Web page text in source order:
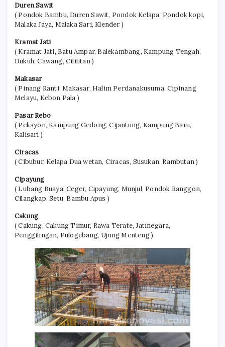
Duren Sawit
( Pondok Bambu, Duren Sawit, Pondok Kelapa, Pondok kopi,
Malaka Jaya, Malaka Sari, Klender )
Kramat Jati
( Kramat Jati, Batu Ampar, Balekambang, Kampung Tengah,
Dukuh, Cawang, Cililitan )
Makasar
( Pinang Ranti, Makasar, Halim Perdanakusuma, Cipinang
Melayu, Kebon Pala )
Pasar Rebo
( Pekayon, Kampung Gedong, Cijantung, Kampung Baru,
Kalisari )
Ciracas
( Cibubur, Kelapa Dua wetan, Ciracas, Susukan, Rambutan )
Cipayung
( Lubang Buaya, Ceger, Cipayung, Munjul, Pondok Ranggon,
Cilangkap, Setu, Bambu Apus )
Cakung
( Cakung, Cakung Timur, Rawa Terate, Jatinegara,
Penggilingan, Pulogebang, Ujung Menteng ).